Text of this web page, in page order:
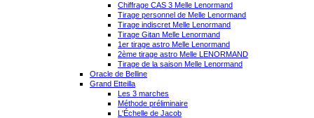
Chiffrage CAS 3 Melle Lenormand
Tirage personnel de Melle Lenormand
Tirage indiscret Melle Lenormand
Tirage Gitan Melle Lenormand
1er tirage astro Melle Lenormand
2ème tirage astro Melle LENORMAND
Tirage de la saison Melle Lenormand
Oracle de Belline
Grand Etteilla
Les 3 marches
Méthode préliminaire
L'Échelle de Jacob